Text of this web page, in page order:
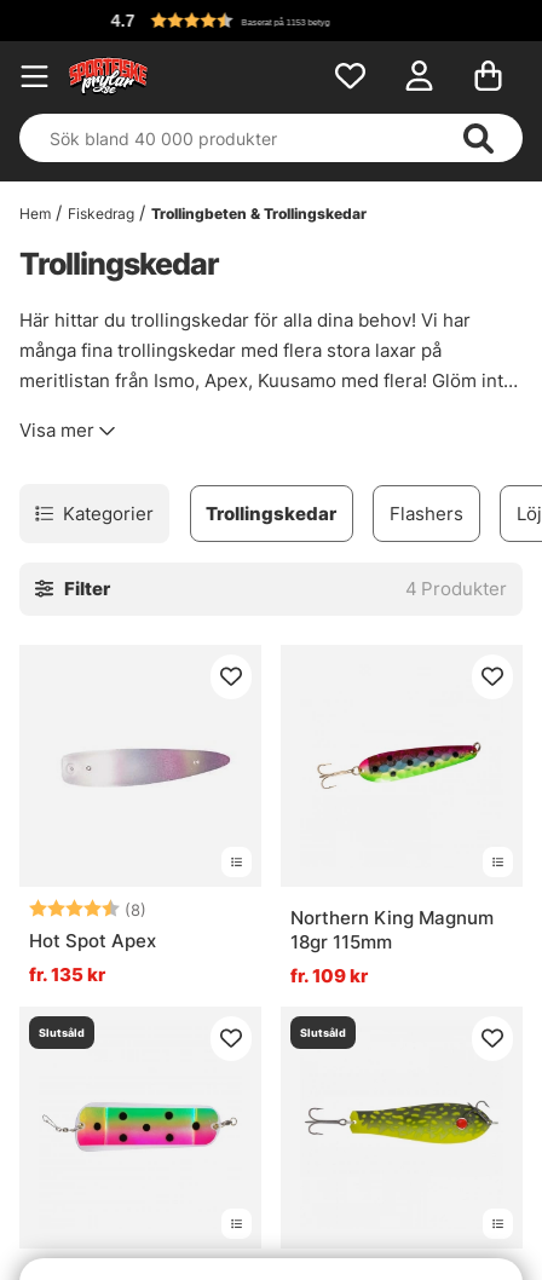
Baserat på 1153 betyg
Hem Fiskedrag Trollingbeten & Trollingskedar
Trollingskedar
Här hittar du trollingskedar för alla dina behov! Vi har
många fina trollingskedar med flera stora laxar på
meritlistan från Ismo, Apex, Kuusamo med flera! Glöm inte
riktigt heta! Hitta en trollingsked för ditt trollingfiske!
Visa mer
Kategorier Flashers
Trollingskedar
Filter 4 Produkter
Betyg: (8)
4.6 utav 5 stjärnor
Hot Spot Apex
fr. 135 kr
Northern King Magnum
18gr 115mm
fr. 109 kr
Slutsåld Slutsåld